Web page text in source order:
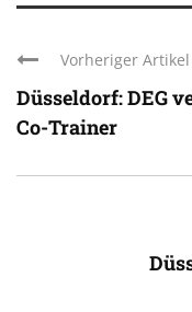
Vorheriger Artikel
Düsseldorf: DEG
Co-Trainer